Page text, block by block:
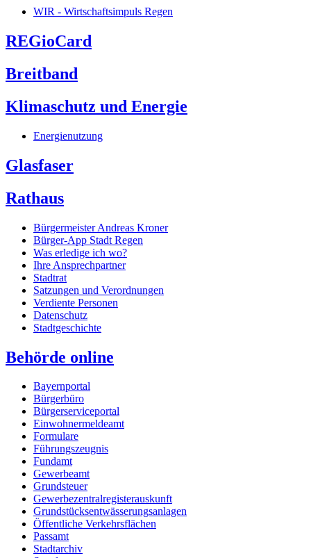
WIR - Wirtschaftsimpuls Regen
REGioCard
Breitband
Klimaschutz und Energie
Energienutzung
Glasfaser
Rathaus
Bürgermeister Andreas Kroner
Bürger-App Stadt Regen
Was erledige ich wo?
Ihre Ansprechpartner
Stadtrat
Satzungen und Verordnungen
Verdiente Personen
Datenschutz
Stadtgeschichte
Behörde online
Bayernportal
Bürgerbüro
Bürgerserviceportal
Einwohnermeldeamt
Formulare
Führungszeugnis
Fundamt
Gewerbeamt
Grundsteuer
Gewerbezentralregisterauskunft
Grundstücksentwässerungsanlagen
Öffentliche Verkehrsflächen
Passamt
Stadtarchiv